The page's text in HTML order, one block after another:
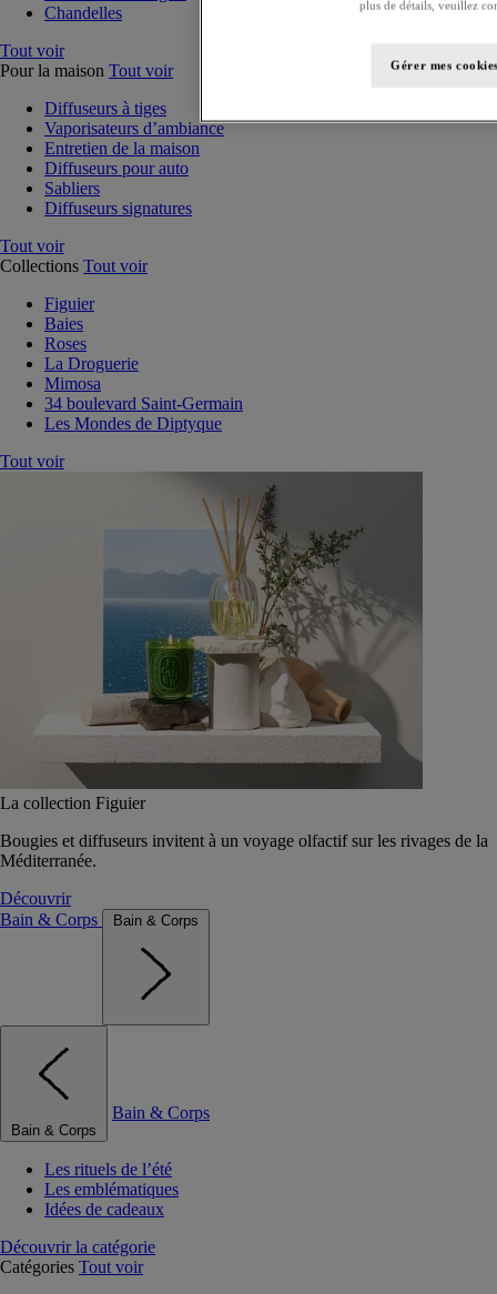
Chandelles
Tout voir
Pour la maison Tout voir
Diffuseurs à tiges
Vaporisateurs d’ambiance
Entretien de la maison
Diffuseurs pour auto
Sabliers
Diffuseurs signatures
Tout voir
Collections Tout voir
Figuier
Baies
Roses
La Droguerie
Mimosa
34 boulevard Saint-Germain
Les Mondes de Diptyque
Tout voir
La collection Figuier
Bougies et diffuseurs invitent à un voyage olfactif sur les rivages de la
Méditerranée.
Découvrir
Bain & Corps
Bain & Corps
Bain & Corps
Bain & Corps
Les rituels de l’été
Les emblématiques
Idées de cadeaux
Découvrir la catégorie
Catégories Tout voir
plus de détails, veuillez
Gérer mes